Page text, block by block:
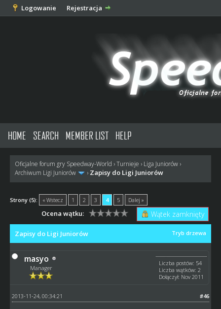
Logowanie Rejestracja
HOME SEARCH MEMBER LIST HELP
Oficjalne forum gry Speedway-World ›Turnieje › Liga Juniorów›
Archiwum Ligi Juniorów
› Zapisy do Ligi Juniorów
Strony (5): « Wstecz 1 2 3 4 5 Dalej »
Wątek zamknięty
Ocena wątku:
Tryb drzewa
Zapisy do Ligi Juniorów
masyo
Manager
Liczba postów: 54
Liczba wątków: 2
Dołączył: Nov 2011
#46
2013-11-24, 00:34:21